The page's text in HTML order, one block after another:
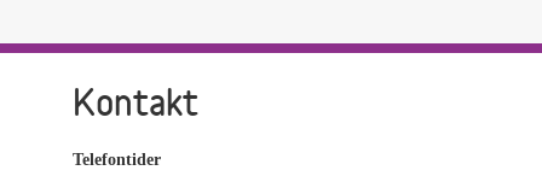
Kontakt
Telefontider